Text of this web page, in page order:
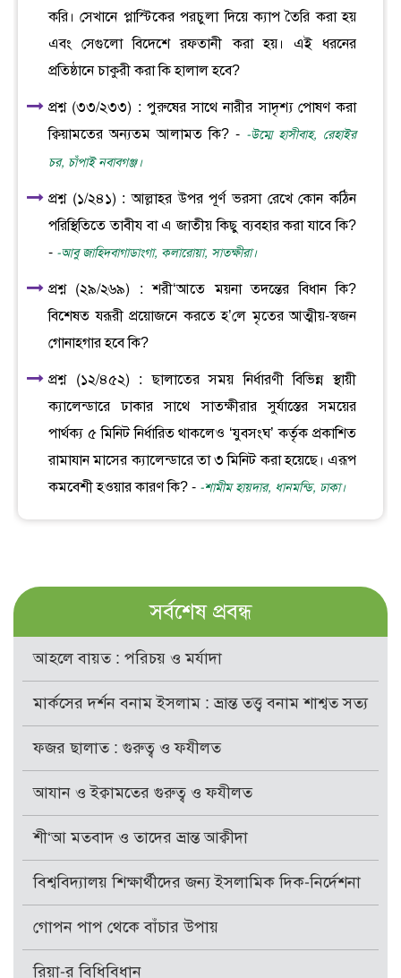
করি। সেখানে প্লাস্টিকের পরচুলা দিয়ে ক্যাপ তৈরি করা হয়
এবং সেগুলো বিদেশে রফতানী করা হয়। এই ধরনের
প্রতিষ্ঠানে চাকুরী করা কি হালাল হবে?
প্রশ্ন (৩৩/২৩৩) : পুরুষের সাথে নারীর সাদৃশ্য পোষণ করা
ক্বিয়ামতের অন্যতম আলামত কি? - -উম্মে হাসীবাহ, রেহাইর
চর, চাঁপাই নবাবগঞ্জ।
প্রশ্ন (১/২৪১) : আল্লাহর উপর পূর্ণ ভরসা রেখে কোন কঠিন
পরিস্থিতিতে তাবীয বা এ জাতীয় কিছু ব্যবহার করা যাবে কি?
- -আবু জাহিদবাগাডাংগা, কলারোয়া, সাতক্ষীরা।
প্রশ্ন (২৯/২৬৯) : শরী‘আতে ময়না তদন্তের বিধান কি?
বিশেষত যরূরী প্রয়োজনে করতে হ’লে মৃতের আত্মীয়-স্বজন
গোনাহগার হবে কি?
প্রশ্ন (১২/৪৫২) : ছালাতের সময় নির্ধারণী বিভিন্ন স্থায়ী
ক্যালেন্ডারে ঢাকার সাথে সাতক্ষীরার সুর্যাস্তের সময়ের
পার্থক্য ৫ মিনিট নির্ধারিত থাকলেও ‘যুবসংঘ’ কর্তৃক প্রকাশিত
রামাযান মাসের ক্যালেন্ডারে তা ৩ মিনিট করা হয়েছে। এরূপ
কমবেশী হওয়ার কারণ কি? - -শামীম হায়দার, ধানমন্ডি, ঢাকা।
সর্বশেষ প্রবন্ধ
আহলে বায়ত : পরিচয় ও মর্যাদা
মার্কসের দর্শন বনাম ইসলাম : ভ্রান্ত তত্ত্ব বনাম শাশ্বত সত্য
ফজর ছালাত : গুরুত্ব ও ফযীলত
আযান ও ইক্বামতের গুরুত্ব ও ফযীলত
শী‘আ মতবাদ ও তাদের ভ্রান্ত আক্বীদা
বিশ্ববিদ্যালয় শিক্ষার্থীদের জন্য ইসলামিক দিক-নির্দেশনা
গোপন পাপ থেকে বাঁচার উপায়
রিয়া-র বিধিবিধান